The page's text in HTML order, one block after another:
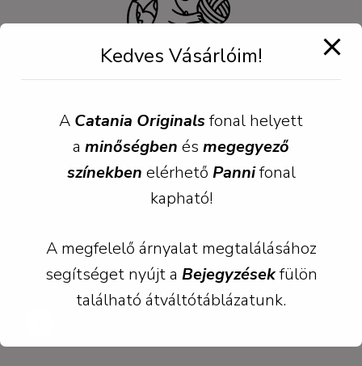
Csatlakozz
újdonságokról és tanácsot, segítséget kérhetsz a
tagoktól.
Kedves Vásárlóim!
A Catania Originalsfonal helyett
a minőségben és megegyező
színekben elérhető Pannifonal
kapható!
A megfelelő árnyalat megtalálásához
segítséget nyújt a Bejegyzésekfülön
található átváltótáblázatunk.